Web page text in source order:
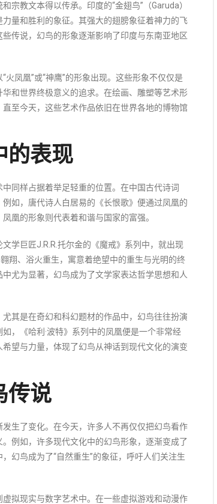
宗教文本得以传承。印度的“金翅鸟”（Garuda）
量和胜利的象征。其强大的翅膀象征着神力的飞
传说，幻鸟的形象逐渐影响了印度与东南亚地区
凤凰”或“神鹰”的形象出现。这些形象不仅仅是
和世界终极意义的追求。在绘画、雕塑等艺术形
至今天，这些艺术作品依旧在世界各地的博物馆
的表现
同样占据着举足轻重的位置。在中国古代诗词
如，唐代诗人白居易的《长恨歌》便通过凤凰的
凰的形象则代表着和谐与国家的富强。
学巨匠J.R.R.托尔金的《魔戒》系列中，就出现
翔、浴火重生，寓意着绝望中的重生与光明的终
尤为显著，幻鸟成为了文学家表达哲学思想和人
其是在奇幻和科幻题材的作品中，幻鸟往往扮演
，《哈利·波特》系列中的凤凰便是一个非常经
望与力量，体现了幻鸟从神话到现代文化的演变
传说
生了变化。在今天，许多人不再仅仅把幻鸟看作
例如，许多现代文化中的幻鸟形象，逐渐变成了
幻鸟成为了“自然重生”的象征，呼吁人们关注生
拟现实与数字艺术中。在一些虚拟游戏和动漫作